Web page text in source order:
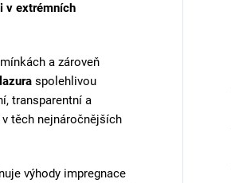
v extrémních
a zároveň
spolehlivou
transparentní a
těch nejnáročnějších
výhody impregnace